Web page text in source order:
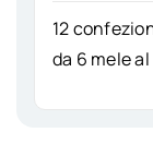
12
da 6 mele